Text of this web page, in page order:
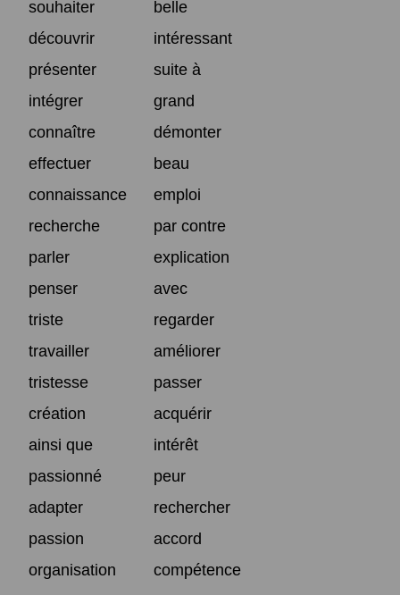
souhaiter
belle
découvrir
intéressant
présenter
suite à
intégrer
grand
connaître
démonter
effectuer
beau
connaissance
emploi
recherche
par contre
parler
explication
penser
avec
triste
regarder
travailler
améliorer
tristesse
passer
création
acquérir
ainsi que
intérêt
passionné
peur
adapter
rechercher
passion
accord
organisation
compétence